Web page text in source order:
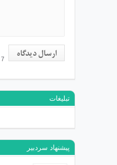
ارسال دیدگاه
7 + هشت =
تبلیغات
پیشنهاد سردبیر